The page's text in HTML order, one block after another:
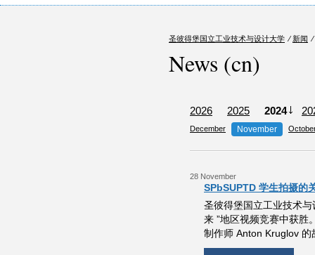
圣彼得堡国立工业技术与设计大学 ⁄ 新闻 ⁄
News (cn)
2026 2025 2024
December November
28 November
SPbSUPTD 学生拍摄的
圣彼得堡国立工业技术
来 ”地区视频竞赛中获胜
制作师 Anton Kruglov 的